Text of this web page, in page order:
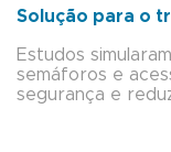
Solução para o
Estudos
semáforos e
segurança e